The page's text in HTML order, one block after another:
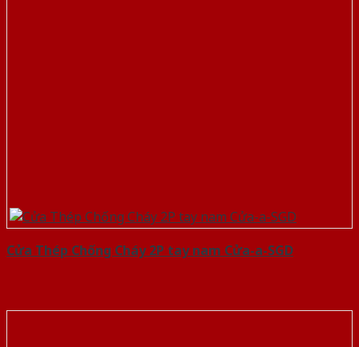
Cửa Thép Chống Cháy 2P tay nam Cửa-a-SGD